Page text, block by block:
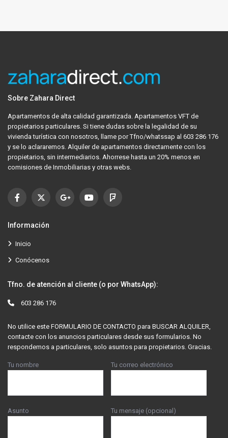
Sobre Zahara Direct
Apartamentos de alta calidad garantizada. Apartamentos VFT de
propietarios particulares. Si tiene dudas sobre la legalidad de su
vivienda turística con nosotros, llame por Tfno/whatssap al 603 286 176
y se lo aclararemos. Alquiler de apartamentos directamente con los
propietarios, sin intermediarios. Ahorrese hasta un 20% menos en
comisiones de Inmobiliarias y otras webs.
Información
Inicio
Conócenos
Tfno. de atención al cliente (o por WhatsApp):
603 286 176
No utilice este FORMULARIO DE CONTACTO para BUSCAR ALQUILER,
contacte con los anuncios particulares desde sus formularios. No
respondemos a particulares, solo asuntos para propietarios. Gracias.
Tu nombre Tu correo electrónico
Asunto Tu mensaje (opcional)